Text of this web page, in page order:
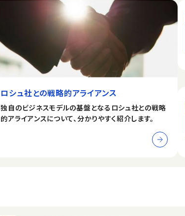
ロシュ社との戦略的アライアンス
独自のビジネスモデルの基盤となるロシュ社との戦略
的アライアンスについて、分かりやすく紹介します。